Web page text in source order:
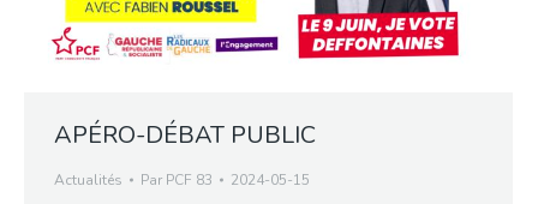
APÉRO-DÉBAT PUBLIC
Actualités Par PCF 83 2024-05-15